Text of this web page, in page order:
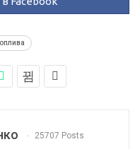
25707 Posts